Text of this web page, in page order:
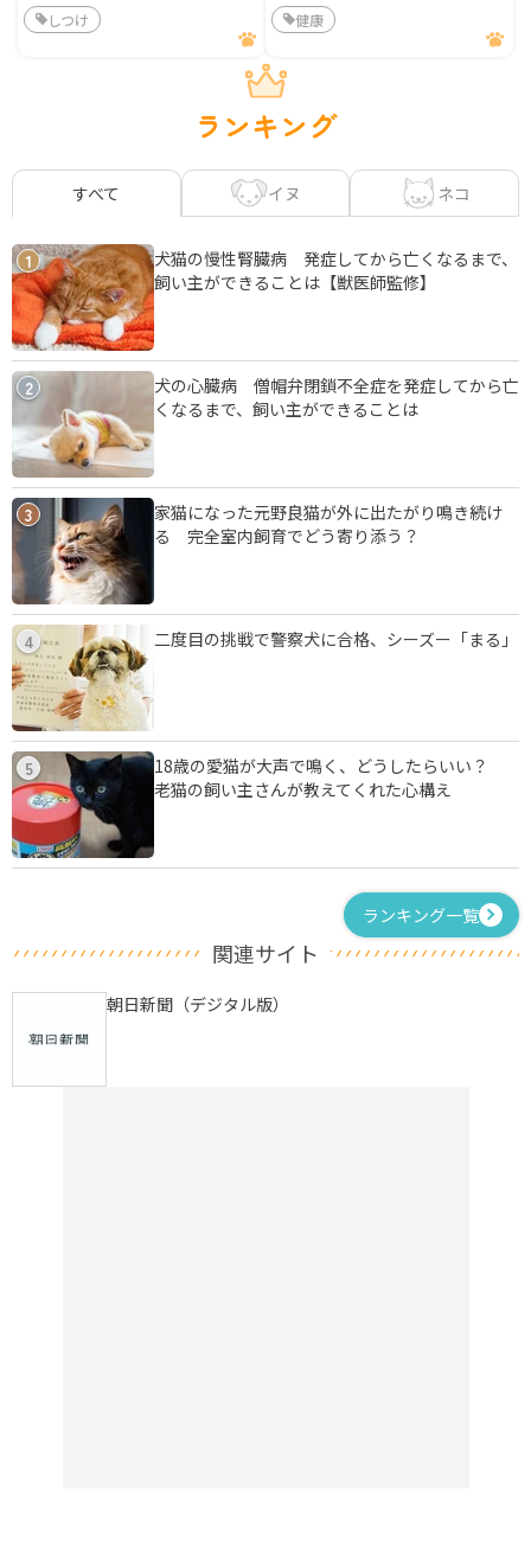
しつけ 健康
ランキング
すべて イヌ ネコ
1
犬猫の慢性腎臓病 発症してから亡くなるまで、
飼い主ができることは【獣医師監修】
2
犬の心臓病 僧帽弁閉鎖不全症を発症してから亡
くなるまで、飼い主ができることは
3
家猫になった元野良猫が外に出たがり鳴き続け
る 完全室内飼育でどう寄り添う？
4 二度目の挑戦で警察犬に合格、シーズー「まる」
5
18歳の愛猫が大声で鳴く、どうしたらいい？
老猫の飼い主さんが教えてくれた心構え
ランキング一覧
関連サイト
朝日新聞（デジタル版）